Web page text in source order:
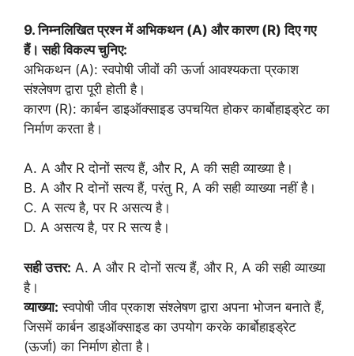
9. निम्नलिखित प्रश्न में अभिकथन (A) और कारण (R) दिए गए
हैं। सही विकल्प चुनिए:
अभिकथन (A): स्वपोषी जीवों की ऊर्जा आवश्यकता प्रकाश
संश्लेषण द्वारा पूरी होती है।
कारण (R): कार्बन डाइऑक्साइड उपचयित होकर कार्बोहाइड्रेट का
निर्माण करता है।
A. A और R दोनों सत्य हैं, और R, A की सही व्याख्या है।
B. A और R दोनों सत्य हैं, परंतु R, A की सही व्याख्या नहीं है।
C. A सत्य है, पर R असत्य है।
D. A असत्य है, पर R सत्य है।
सही उत्तर: A. A और R दोनों सत्य हैं, और R, A की सही व्याख्या
है।
व्याख्या: स्वपोषी जीव प्रकाश संश्लेषण द्वारा अपना भोजन बनाते हैं,
जिसमें कार्बन डाइऑक्साइड का उपयोग करके कार्बोहाइड्रेट
(ऊर्जा) का निर्माण होता है।